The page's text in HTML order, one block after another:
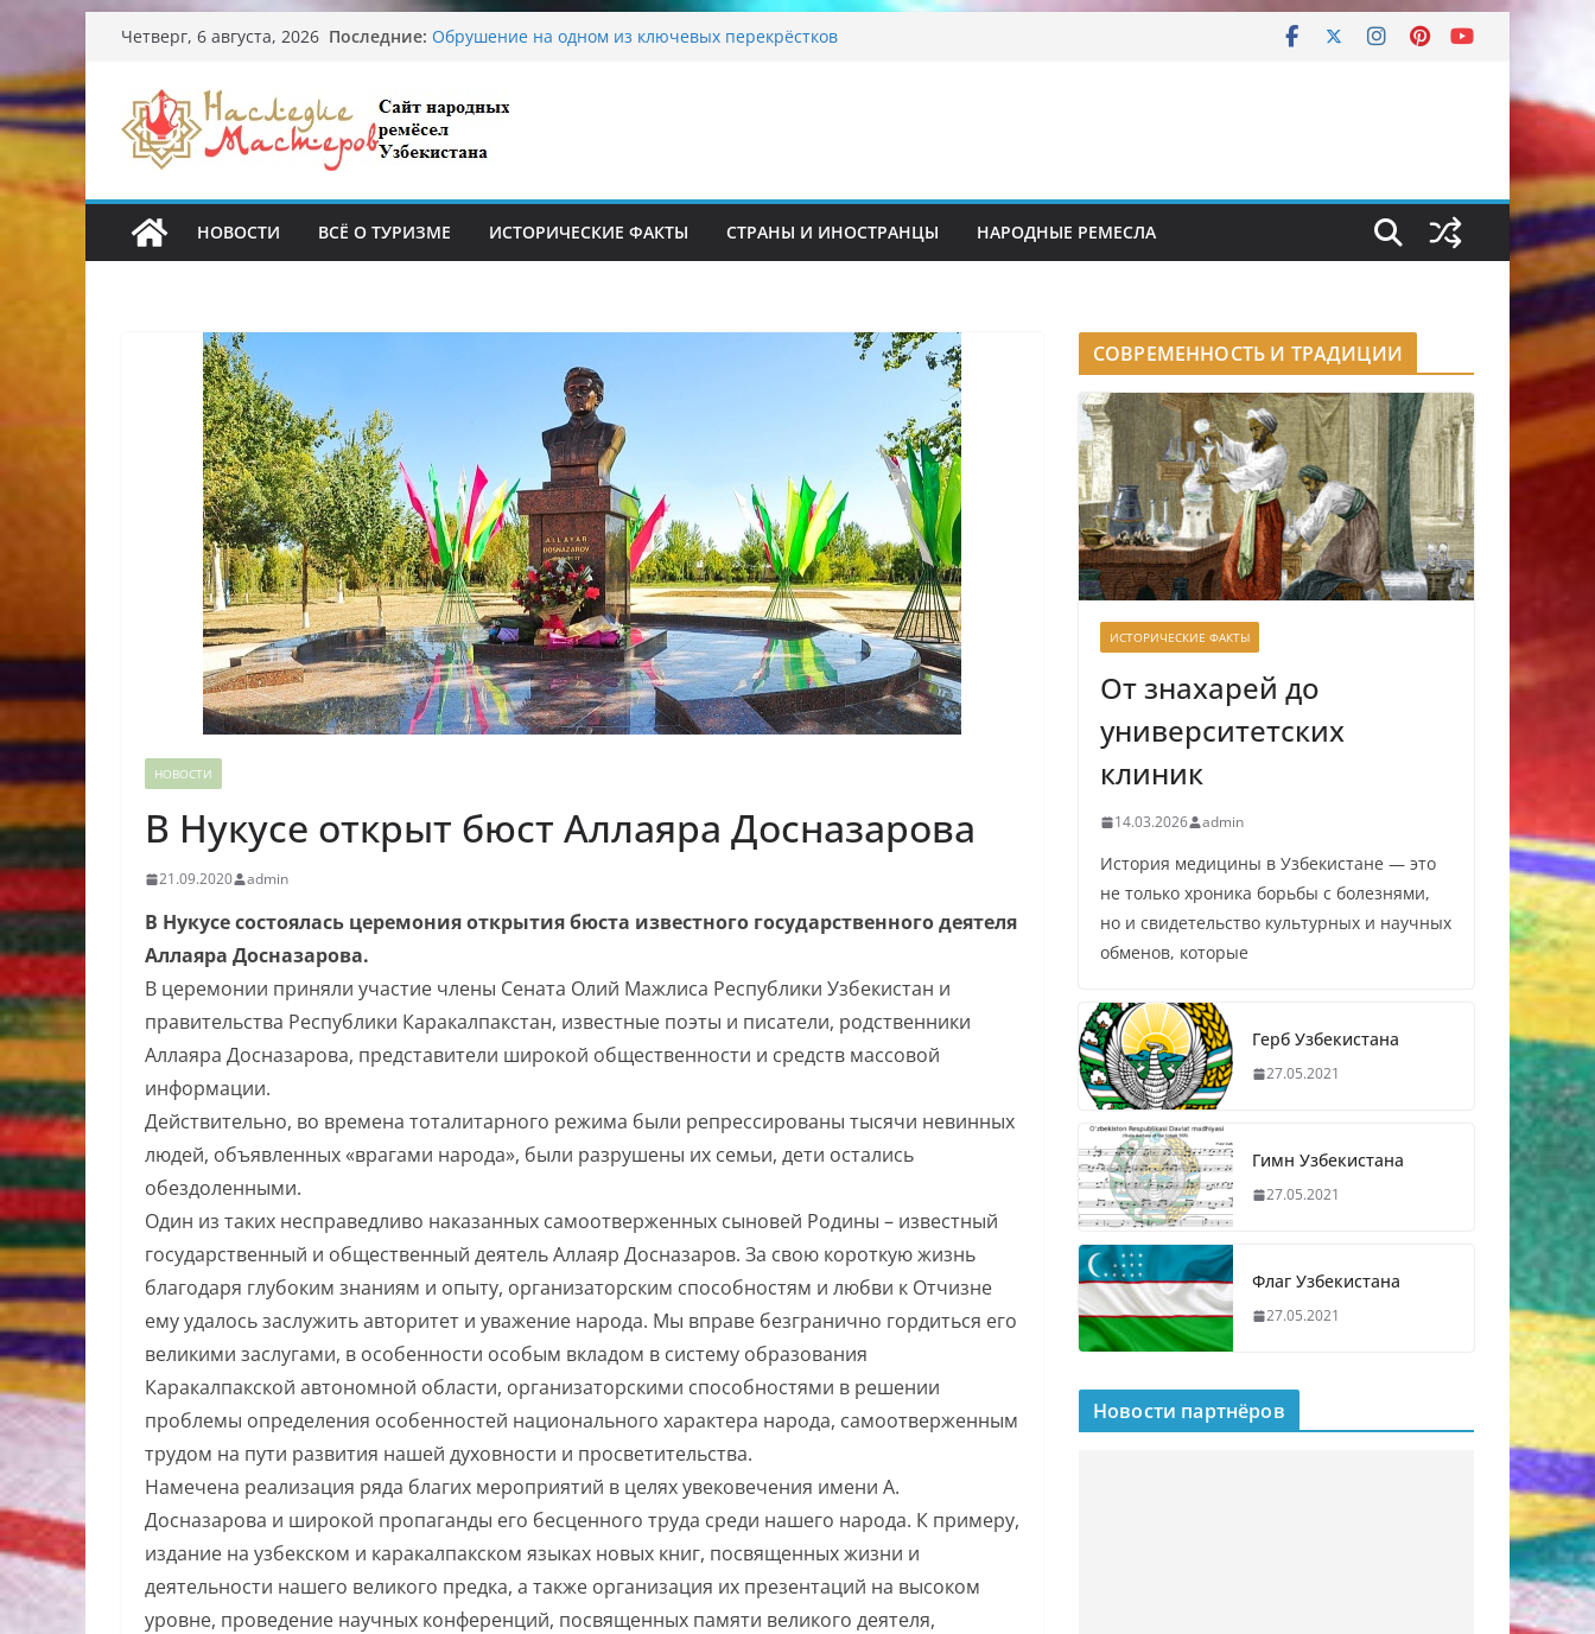
Перейти
к
содержимому
Четверг, 6 августа, 2026 Последние: Обрушение на одном из ключевых перекрёстков
происхождение
Аэропорт Ташкента переедет после 2030 года
Опасная диета Алины Загитовой
НОВОСТИ ВСЁ О ТУРИЗМЕ ИСТОРИЧЕСКИЕ ФАКТЫ СТРАНЫ И ИНОСТРАНЦЫ НАРОДНЫЕ РЕМЕСЛА
НОВОСТИ
В Нукусе открыт бюст Аллаяра Досназарова
21.09.2020 admin
В Нукусе состоялась церемония открытия бюста известного государственного деятеля
Аллаяра Досназарова.
В церемонии приняли участие члены Сената Олий Мажлиса Республики Узбекистан и
правительства Республики Каракалпакстан, известные поэты и писатели, родственники
Аллаяра Досназарова, представители широкой общественности и средств массовой
информации.
Действительно, во времена тоталитарного режима были репрессированы тысячи невинных
людей, объявленных «врагами народа», были разрушены их семьи, дети остались
обездоленными.
Один из таких несправедливо наказанных самоотверженных сыновей Родины – известный
государственный и общественный деятель Аллаяр Досназаров. За свою короткую жизнь
благодаря глубоким знаниям и опыту, организаторским способностям и любви к Отчизне
ему удалось заслужить авторитет и уважение народа. Мы вправе безгранично гордиться его
великими заслугами, в особенности особым вкладом в систему образования
Каракалпакской автономной области, организаторскими способностями в решении
проблемы определения особенностей национального характера народа, самоотверженным
трудом на пути развития нашей духовности и просветительства.
Намечена реализация ряда благих мероприятий в целях увековечения имени А.
Досназарова и широкой пропаганды его бесценного труда среди нашего народа. К примеру,
издание на узбекском и каракалпакском языках новых книг, посвященных жизни и
деятельности нашего великого предка, а также организация их презентаций на высоком
уровне, проведение научных конференций, посвященных памяти великого деятеля,
СОВРЕМЕННОСТЬ И ТРАДИЦИИ
ИСТОРИЧЕСКИЕ ФАКТЫ
От знахарей до
университетских
клиник
14.03.2026 admin
История медицины в Узбекистане — это
не только хроника борьбы с болезнями,
но и свидетельство культурных и научных
обменов, которые
Герб Узбекистана
27.05.2021
Гимн Узбекистана
27.05.2021
Флаг Узбекистана
27.05.2021
Новости партнёров